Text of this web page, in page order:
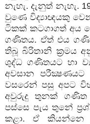
නැහැ.දැනුත් නැහැ.
වුණෙ විද්‍යාඥයකු
ටිකක් කටගාගත් අය
ගණිතය. ඒත් එය
තිබූ බිරිතානි ක්‍රමය
ශුද්ධ ගණිතයට හා
අවසාන
පරීක්‍ෂණයට
වසරෙන් පසු අපට
අවුරුදු
තුනක් ගණිත
පස්සෙ පැය තුනේ
කළා.ඒ කියන්නෙ